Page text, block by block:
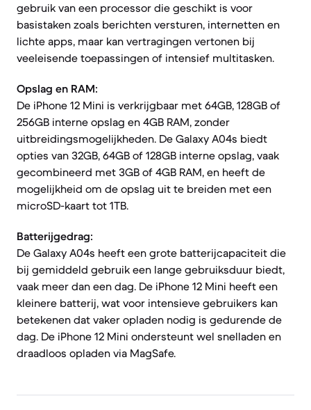
gebruik van een processor die geschikt is voor
basistaken zoals berichten versturen, internetten en
lichte apps, maar kan vertragingen vertonen bij
veeleisende toepassingen of intensief multitasken.
Opslag en RAM:
De iPhone 12 Mini is verkrijgbaar met 64GB, 128GB of
256GB interne opslag en 4GB RAM, zonder
uitbreidingsmogelijkheden. De Galaxy A04s biedt
opties van 32GB, 64GB of 128GB interne opslag, vaak
gecombineerd met 3GB of 4GB RAM, en heeft de
mogelijkheid om de opslag uit te breiden met een
microSD-kaart tot 1TB.
Batterijgedrag:
De Galaxy A04s heeft een grote batterijcapaciteit die
bij gemiddeld gebruik een lange gebruiksduur biedt,
vaak meer dan een dag. De iPhone 12 Mini heeft een
kleinere batterij, wat voor intensieve gebruikers kan
betekenen dat vaker opladen nodig is gedurende de
dag. De iPhone 12 Mini ondersteunt wel snelladen en
draadloos opladen via MagSafe.